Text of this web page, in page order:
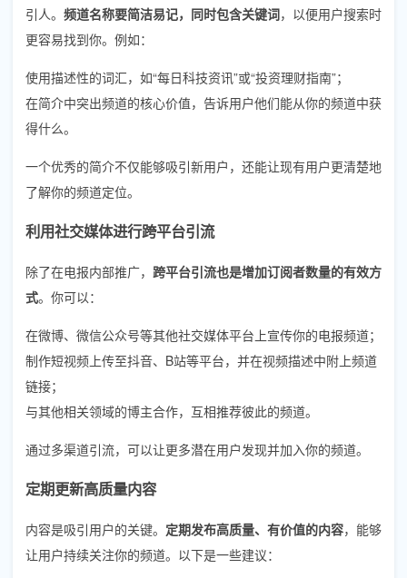
引人。 频道名称要简洁易记，同时包含关键词，以便用户搜索时
更容易找到你。例如：
使用描述性的词汇，如“每日科技资讯”或“投资理财指南”；
在简介中突出频道的核心价值，告诉用户他们能从你的频道中获
得什么。
一个优秀的简介不仅能够吸引新用户，还能让现有用户更清楚地
了解你的频道定位。
利用社交媒体进行跨平台引流
除了在电报内部推广， 跨平台引流也是增加订阅者数量的有效方
式。你可以：
在微博、微信公众号等其他社交媒体平台上宣传你的电报频道；
制作短视频上传至抖音、B站等平台，并在视频描述中附上频道
链接；
与其他相关领域的博主合作，互相推荐彼此的频道。
通过多渠道引流，可以让更多潜在用户发现并加入你的频道。
定期更新高质量内容
内容是吸引用户的关键。 定期发布高质量、有价值的内容，能够
让用户持续关注你的频道。以下是一些建议：